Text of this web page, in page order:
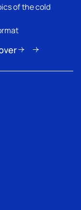
of the cold